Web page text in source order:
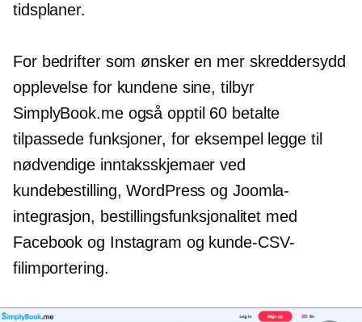
tidsplaner.
For bedrifter som ønsker en mer skreddersydd
opplevelse for kundene sine, tilbyr
SimplyBook.me også opptil 60 betalte
tilpassede funksjoner, for eksempel legge til
nødvendige inntaksskjemaer ved
kundebestilling, WordPress og Joomla-
integrasjon, bestillingsfunksjonalitet med
Facebook og Instagram og kunde-CSV-
filimportering.